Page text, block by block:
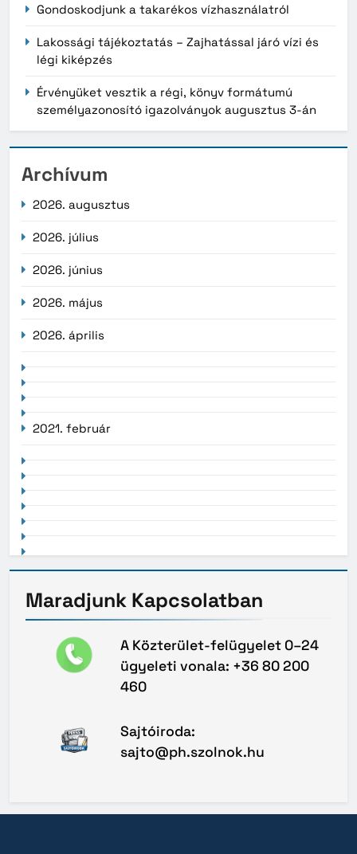
Gondoskodjunk a takarékos vízhasználatról
Lakossági tájékoztatás – Zajhatással járó vízi és
légi kiképzés
Érvényüket vesztik a régi, könyv formátumú
személyazonosító igazolványok augusztus 3-án
Archívum
2026. augusztus
2026. július
2026. június
2026. május
2026. április
2021. február
Maradjunk Kapcsolatban
A Közterület-felügyelet 0–24
ügyeleti vonala: +36 80 200
460
Sajtóiroda:
sajto@ph.szolnok.hu